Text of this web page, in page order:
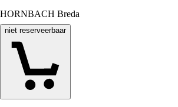
HORNBACH Breda
niet reserveerbaar